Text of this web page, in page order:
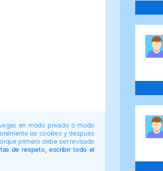
en modo privado o modo
las cookies y después
primero debe ser revisado
de respeto, escribir todo el